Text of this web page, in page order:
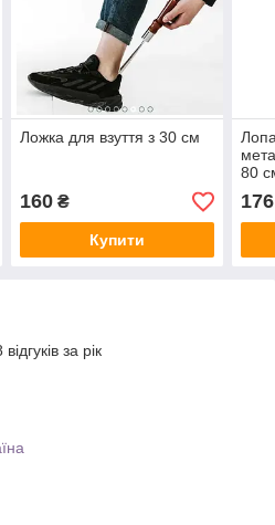
Ложка для взуття з 30 см
160₴
Купити
80
176
за рік